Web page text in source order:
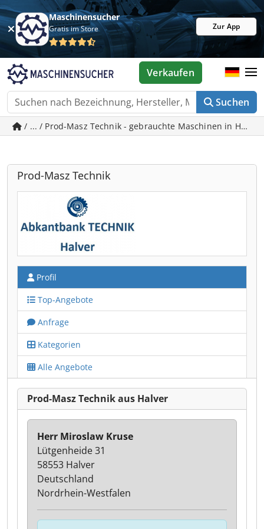
Maschinensucher
Gratis im Store Zur App
Suchen
Verkaufen
/ ... / Prod-Masz Technik - gebrauchte Maschinen in Halver
Prod-Masz Technik
Profil
Top-Angebote
Anfrage
Kategorien
Alle Angebote
Prod-Masz Technik aus Halver
Herr Miroslaw Kruse
Lütgenheide 31
58553 Halver
Deutschland
Nordrhein-Westfalen